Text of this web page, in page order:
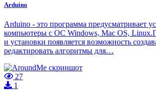
Arduino
Arduino - это программа предусматривает
компьютеры с ОС Windows, Mac OS,
и установки появляется возможность
редактировать алгоритмы для…
27
1